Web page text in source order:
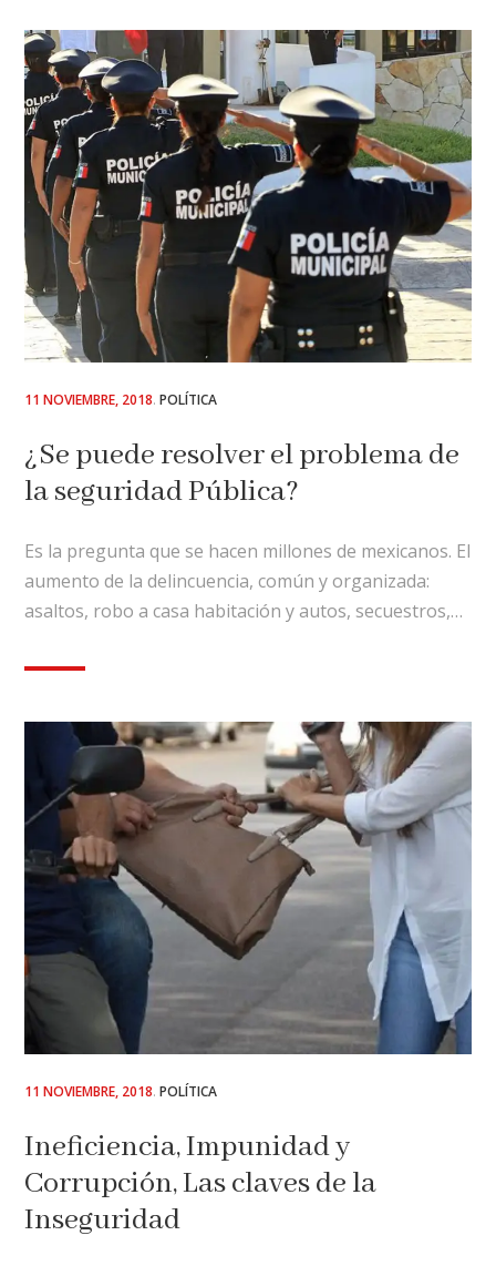
POSTED
11 NOVIEMBRE, 2018 POLÍTICA
¿Se puede resolver el problema de
la seguridad Pública?
Es la pregunta que se hacen millones de mexicanos. El
aumento de la delincuencia, común y organizada:
asaltos, robo a casa habitación y autos, secuestros,…
POSTED
11 NOVIEMBRE, 2018 POLÍTICA
Ineficiencia, Impunidad y
Corrupción, Las claves de la
Inseguridad